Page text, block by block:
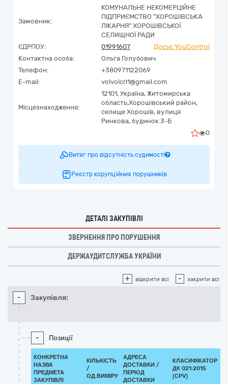
Замовник:
КОМУНАЛЬНЕ НЕКОМЕРЦІЙНЕ
ПІДПРИЄМСТВО "ХОРОШІВСЬКА
ЛІКАРНЯ" ХОРОШІВСЬКОЇ
СЕЛИЩНОЇ РАДИ
ЄДРПОУ:
01991607
Досьє YouControl
Контактна особа:
Ольга Голубович
Телефон:
+380971122069
E-mail:
volvolcrl1@gmail.com
Місцезнаходження:
12101, Україна, Житомирська
область,Хорошівський район,
селище Хорошів, вулиця
Ринкова, будинок 3-Б
0
Витяг про відсутність судимості
Реєстр корупційних порушників
ДЕТАЛІ ЗАКУПІВЛІ
ЗВЕРНЕННЯ ПРО ПОРУШЕННЯ
ДЕРЖАУДИТСЛУЖБА УКРАЇНИ
+ відкрити всі - закрити всі
- Закупівля:
- Позиції
КОНКРЕТНА
НАЗВА
ПРЕДМЕТА
ЗАКУПІВЛІ
КІЛЬКІСТЬ
/
ОД.ВИМІРУ
АДРЕСА
ДОСТАВКИ /
ПЕРІОД
ДОСТАВКИ
КЛАСИФІКАТОР
ДК 021:2015
(CPV)